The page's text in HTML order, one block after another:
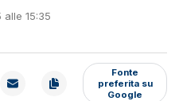
alle 15:35
Fonte
preferita su
Google